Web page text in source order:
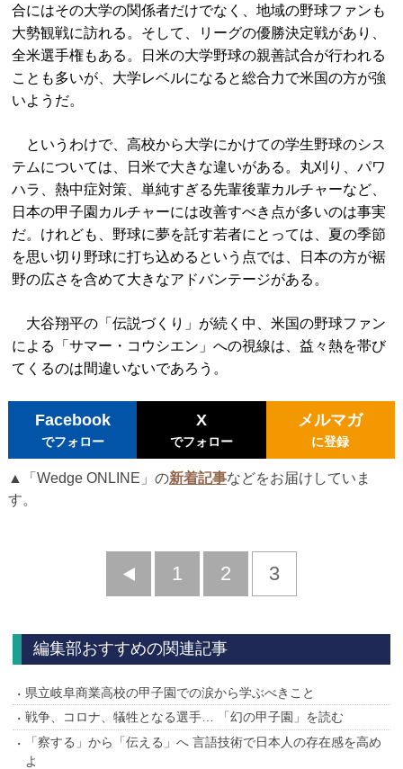
合にはその大学の関係者だけでなく、地域の野球ファンも
大勢観戦に訪れる。そして、リーグの優勝決定戦があり、
全米選手権もある。日米の大学野球の親善試合が行われる
ことも多いが、大学レベルになると総合力で米国の方が強
いようだ。
というわけで、高校から大学にかけての学生野球のシス
テムについては、日米で大きな違いがある。丸刈り、パワ
ハラ、熱中症対策、単純すぎる先輩後輩カルチャーなど、
日本の甲子園カルチャーには改善すべき点が多いのは事実
だ。けれども、野球に夢を託す若者にとっては、夏の季節
を思い切り野球に打ち込めるという点では、日本の方が裾
野の広さを含めて大きなアドバンテージがある。
大谷翔平の「伝説づくり」が続く中、米国の野球ファン
による「サマー・コウシエン」への視線は、益々熱を帯び
てくるのは間違いないであろう。
Facebook
でフォロー
X
でフォロー
メルマガ
に登録
▲「Wedge ONLINE」の新着記事などをお届けしていま
す。
前
1 2 3
編集部おすすめの関連記事
県立岐阜商業高校の甲子園での涙から学ぶべきこと
戦争、コロナ、犠牲となる選手… 「幻の甲子園」を読む
「察する」から「伝える」へ 言語技術で日本人の存在感を高め
よ